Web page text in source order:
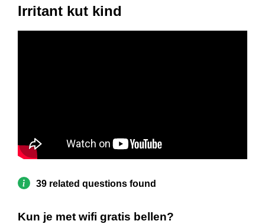
Irritant kut kind
39 related questions found
Kun je met wifi gratis bellen?